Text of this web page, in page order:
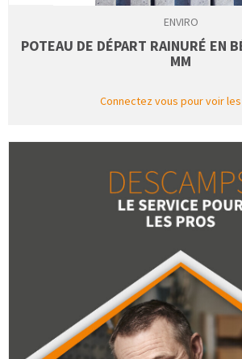
ENVIRO
POTEAU DE DÉPART RAINURÉ EN
MM
Connectez vous pour voir